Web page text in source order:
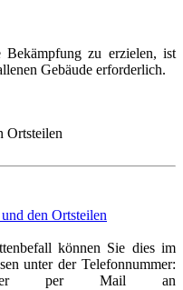
Bekämpfung zu erzielen, ist
Gebäude erforderlich.
Ortsteilen
den Ortsteilen
können Sie dies im
unter der Telefonnummer:
oder per Mail an